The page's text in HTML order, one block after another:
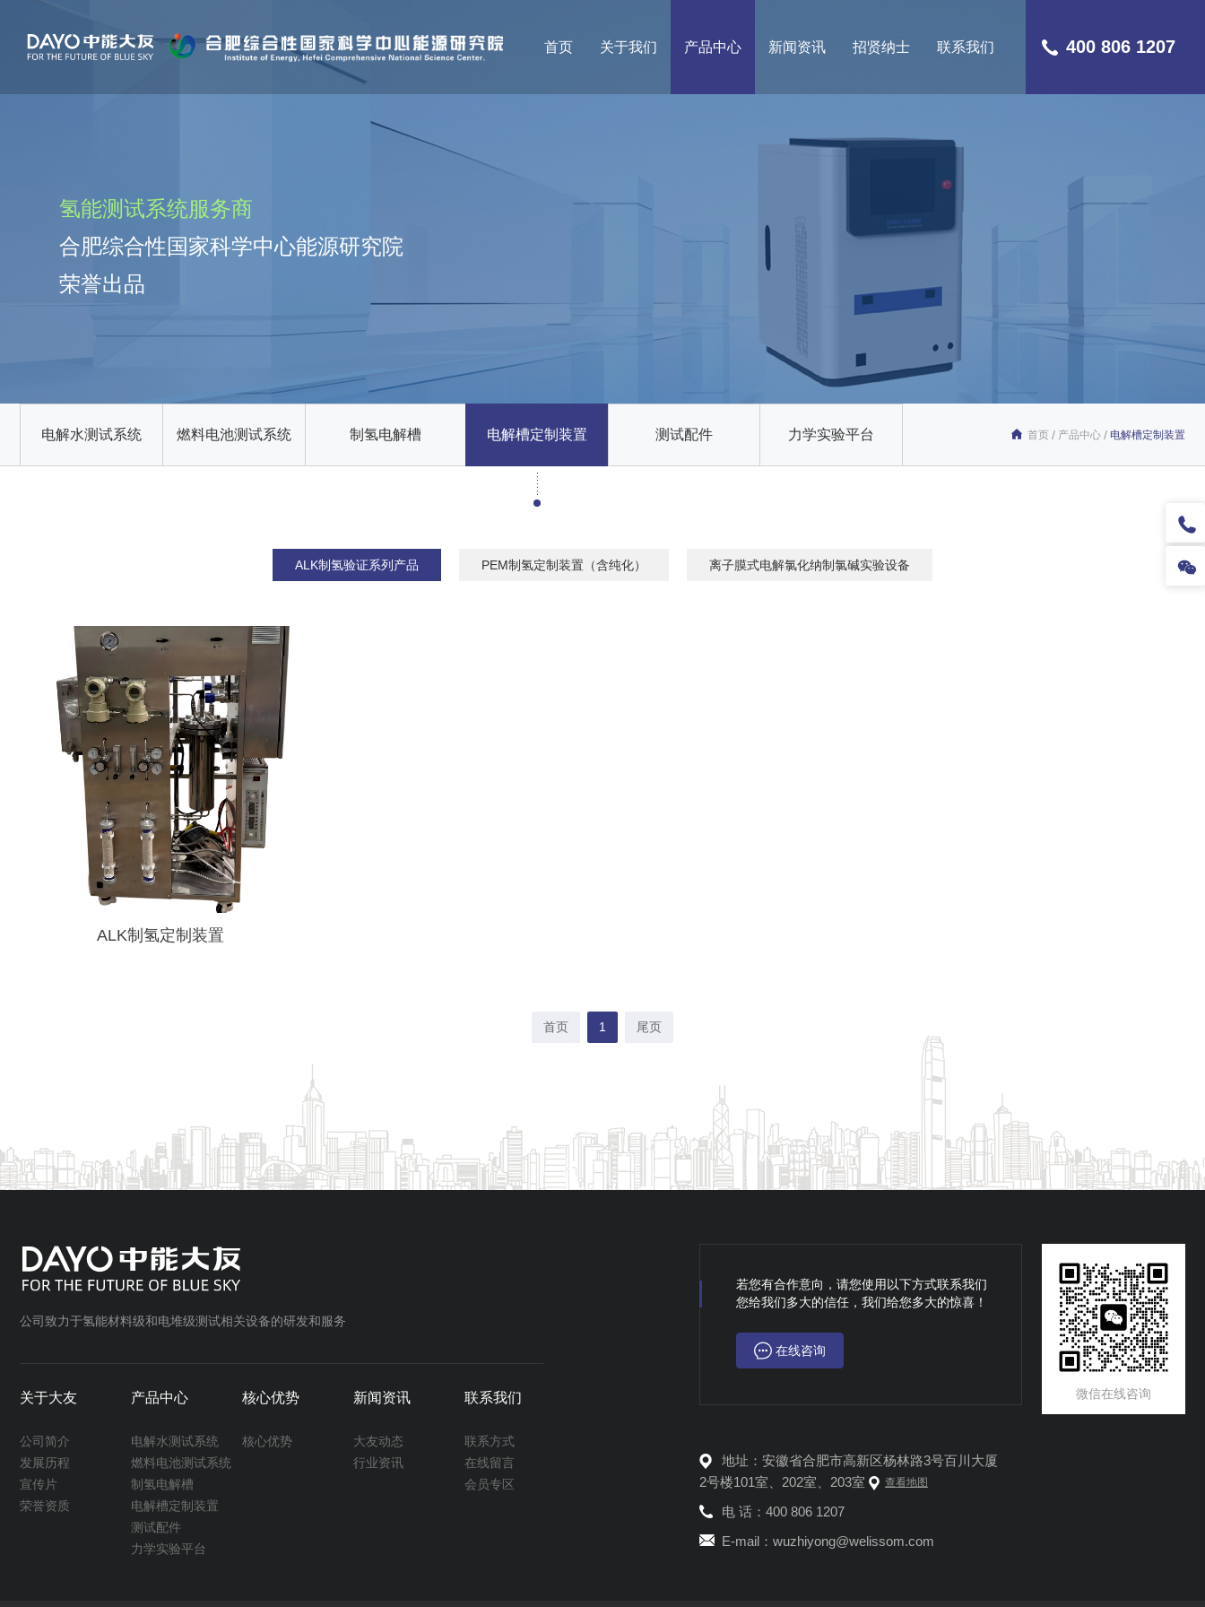
首页 关于我们 产品中心 新闻资讯 招贤纳士 联系我们 400 806 1207
氢能测试系统服务商
合肥综合性国家科学中心能源研究院
荣誉出品
首页 / 产品中心 / 电解槽定制装置
电解水测试系统 燃料电池测试系统 制氢电解槽 电解槽定制装置 测试配件 力学实验平台
ALK制氢验证系列产品 PEM制氢定制装置（含纯化） 离子膜式电解氯化纳制氯碱实验设备
ALK制氢定制装置
首页 1 尾页
公司致力于氢能材料级和电堆级测试相关设备的研发和服务
关于大友
公司简介
发展历程
宣传片
荣誉资质
产品中心
电解水测试系统
燃料电池测试系统
制氢电解槽
电解槽定制装置
测试配件
力学实验平台
核心优势
核心优势
新闻资讯
大友动态
行业资讯
联系我们
联系方式
在线留言
会员专区
若您有合作意向，请您使用以下方式联系我们
您给我们多大的信任，我们给您多大的惊喜！
在线咨询
微信在线咨询
地址：安徽省合肥市高新区杨林路3号百川大厦
2号楼101室、202室、203室
查看地图
电 话：400 806 1207
E-mail：wuzhiyong@welissom.com